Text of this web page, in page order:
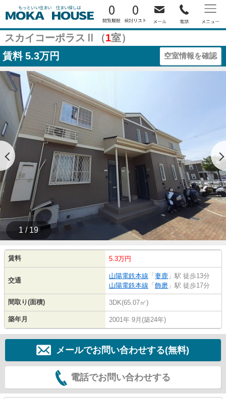
0 0
スカイコーポラスⅡ（1室）
賃料 5.3万円 空室情報を確認
1 / 19
賃料 5.3万円
交通
山陽電鉄本線 「 妻鹿 」駅 徒歩13分
山陽電鉄本線 「 飾磨 」駅 徒歩17分
間取り(面積) 3DK(65.07㎡)
築年月 2001年 9月(築24年)
メールでお問い合わせする(無料)
電話でお問い合わせする